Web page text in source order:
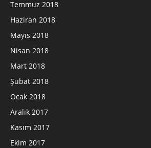
Temmuz 2018
Haziran 2018
Mayıs 2018
Nisan 2018
Mart 2018
Şubat 2018
Ocak 2018
Aralık 2017
Kasım 2017
Ekim 2017